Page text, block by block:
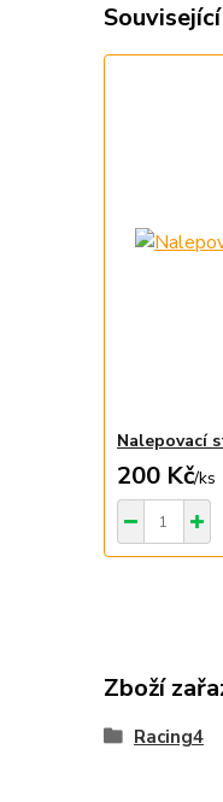
Nalepovací
200 Kč/ks
Zboží
Racing4